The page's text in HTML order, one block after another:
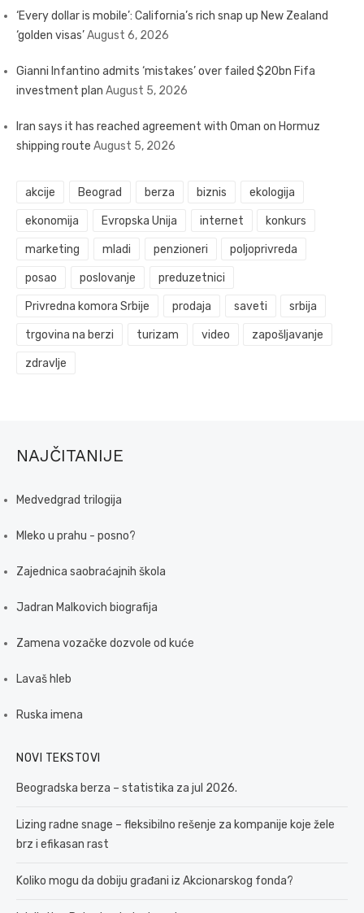
‘Every dollar is mobile’: California’s rich snap up New Zealand
‘golden visas’August 6, 2026
Gianni Infantino admits ‘mistakes’ over failed $20bn Fifa
investment plan August 5, 2026
Iran says it has reached agreement with Oman on Hormuz
shipping route August 5, 2026
akcije Beograd berza biznis ekologija
ekonomija Evropska Unija internet konkurs
marketing mladi penzioneri poljoprivreda
posao poslovanje preduzetnici
Privredna komora Srbije prodaja saveti srbija
trgovina na berzi turizam video zapošljavanje
zdravlje
NAJČITANIJE
Medvedgrad trilogija
Mleko u prahu - posno?
Zajednica saobraćajnih škola
Jadran Malkovich biografija
Zamena vozačke dozvole od kuće
Lavaš hleb
Ruska imena
NOVI TEKSTOVI
Beogradska berza – statistika za jul 2026.
Lizing radne snage – fleksibilno rešenje za kompanije koje žele
brz i efikasan rast
Koliko mogu da dobiju građani iz Akcionarskog fonda?